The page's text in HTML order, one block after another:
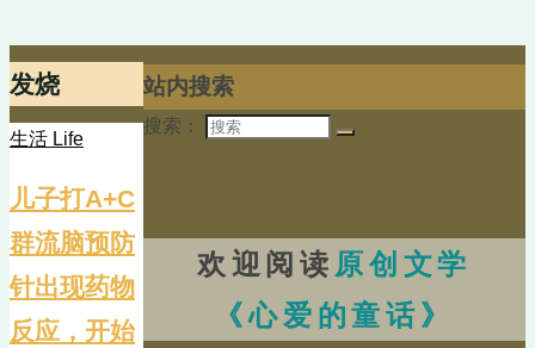
发烧
生活 Life
儿子打A+C
群流脑预防
针出现药物
反应，开始
站内搜索
搜索：
欢迎阅读 原创文学
《心爱的童话》